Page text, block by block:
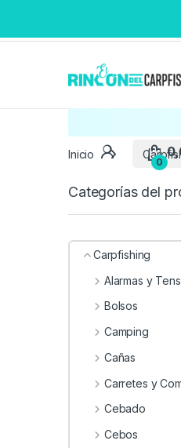
Inicio
Categorías del
Carpfishing
Alarmas y
Bolsos
Camping
Cañas
Carretes y
Cebado
Cebos